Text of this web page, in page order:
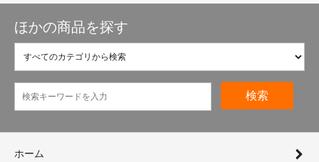
ほかの商品を探す
検索
ホーム